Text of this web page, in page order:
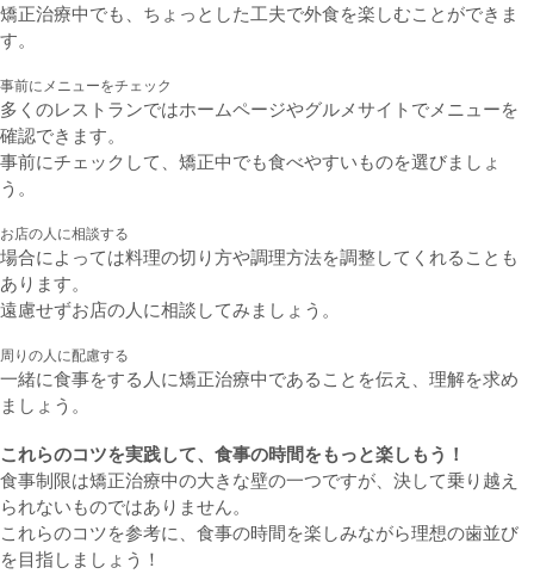
矯正治療中でも、ちょっとした工夫で外食を楽しむことができま
す。
事前にメニューをチェック
多くのレストランではホームページやグルメサイトでメニューを
確認できます。
事前にチェックして、矯正中でも食べやすいものを選びましょ
う。
お店の人に相談する
場合によっては料理の切り方や調理方法を調整してくれることも
あります。
遠慮せずお店の人に相談してみましょう。
周りの人に配慮する
一緒に食事をする人に矯正治療中であることを伝え、理解を求め
ましょう。
これらのコツを実践して、食事の時間をもっと楽しもう！
食事制限は矯正治療中の大きな壁の一つですが、決して乗り越え
られないものではありません。
これらのコツを参考に、食事の時間を楽しみながら理想の歯並び
を目指しましょう！